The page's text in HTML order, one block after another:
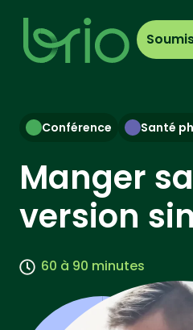
Conférence Santé
Manger
version
60 à 90 minutes